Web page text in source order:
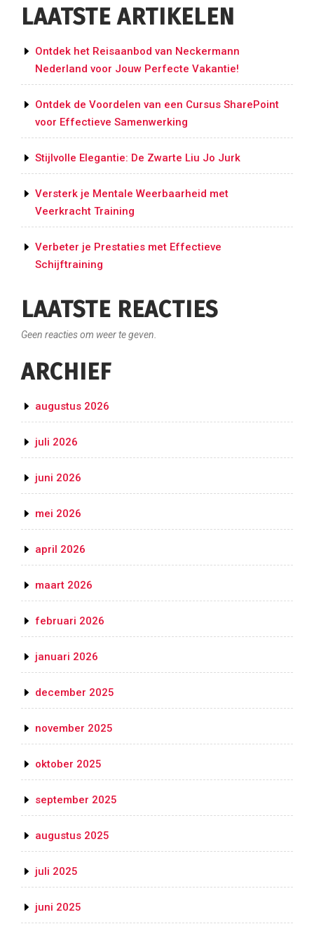
Verfijning”
LAATSTE ARTIKELEN
Ontdek het Reisaanbod van Neckermann
Nederland voor Jouw Perfecte Vakantie!
Ontdek de Voordelen van een Cursus SharePoint
voor Effectieve Samenwerking
Stijlvolle Elegantie: De Zwarte Liu Jo Jurk
Versterk je Mentale Weerbaarheid met
Veerkracht Training
Verbeter je Prestaties met Effectieve
Schijftraining
LAATSTE REACTIES
Geen reacties om weer te geven.
ARCHIEF
augustus 2026
juli 2026
juni 2026
mei 2026
april 2026
maart 2026
februari 2026
januari 2026
december 2025
november 2025
oktober 2025
september 2025
augustus 2025
juli 2025
juni 2025